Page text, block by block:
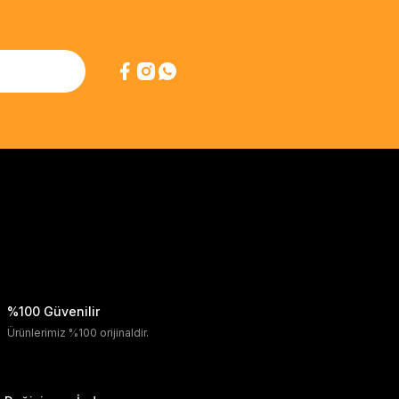
%100 Güvenilir
Ürünlerimiz %100 orijinaldir.